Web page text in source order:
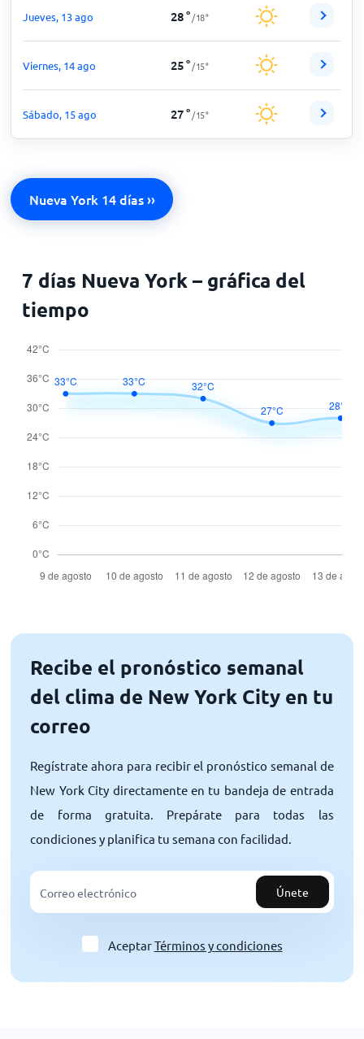
Jueves, 13 ago 28° /18°
Viernes, 14 ago 25° /15°
Sábado, 15 ago 27° /15°
Nueva York 14 días ››
7 días Nueva York – gráfica del
tiempo
Recibe el pronóstico semanal
del clima de New York City en tu
correo
Regístrate ahora para recibir el pronóstico semanal de
New York City directamente en tu bandeja de entrada
de forma gratuita. Prepárate para todas las
condiciones y planifica tu semana con facilidad.
Únete
AceptarTérminos y condiciones